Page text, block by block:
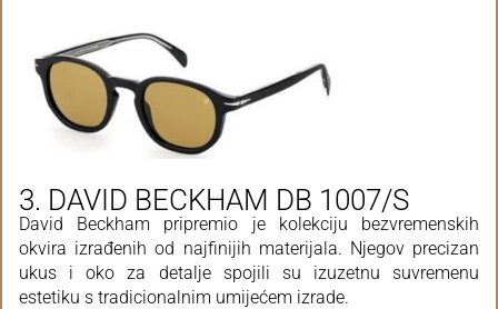
3. DAVID BECKHAM DB 1007/S
David Beckham pripremio je kolekciju bezvremenskih
okvira izrađenih od najfinijih materijala. Njegov precizan
ukus i oko za detalje spojili su izuzetnu suvremenu
estetiku s tradicionalnim umijećem izrade.